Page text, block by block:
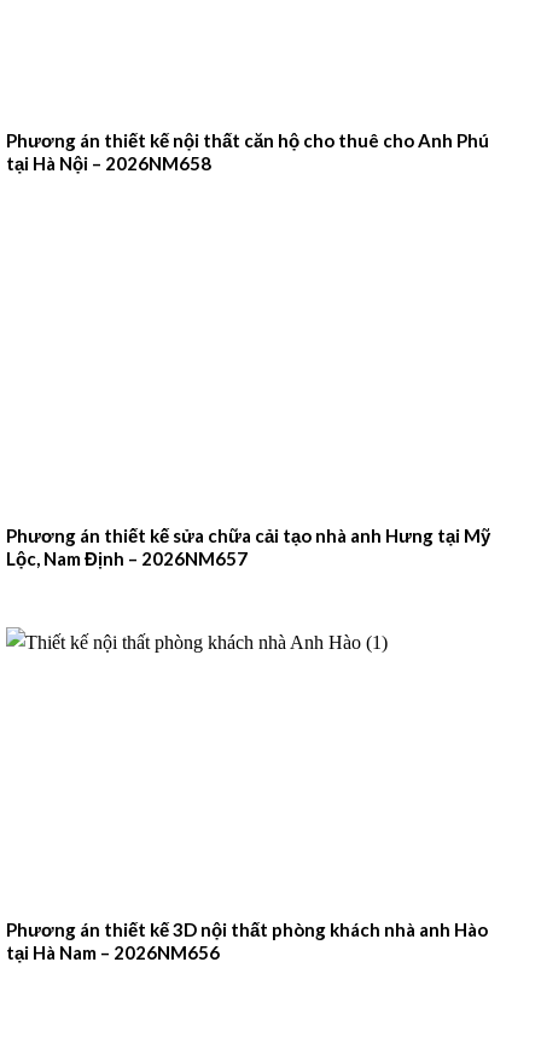
Phương án thiết kế nội thất căn hộ cho thuê cho Anh Phú
tại Hà Nội – 2026NM658
Phương án thiết kế sửa chữa cải tạo nhà anh Hưng tại Mỹ
Lộc, Nam Định – 2026NM657
Phương án thiết kế 3D nội thất phòng khách nhà anh Hào
tại Hà Nam – 2026NM656